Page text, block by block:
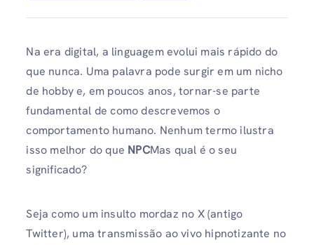
Na era digital, a linguagem evolui mais rápido do
que nunca. Uma palavra pode surgir em um nicho
de hobby e, em poucos anos, tornar-se parte
fundamental de como descrevemos o
comportamento humano. Nenhum termo ilustra
isso melhor do que NPCMas qual é o seu
significado?
Seja como um insulto mordaz no X (antigo
Twitter), uma transmissão ao vivo hipnotizante no